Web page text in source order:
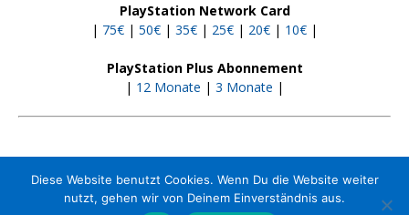
PlayStation Network Card
| 75€ | 50€ | 35€ | 25€ | 20€ | 10€ |
PlayStation Plus Abonnement
| 12 Monate | 3 Monate |
Kontakt Jobs Impressum Media-Kit
Diese Website benutzt Cookies. Wenn Du die Website weiter
nutzt, gehen wir von Deinem Einverständnis aus.